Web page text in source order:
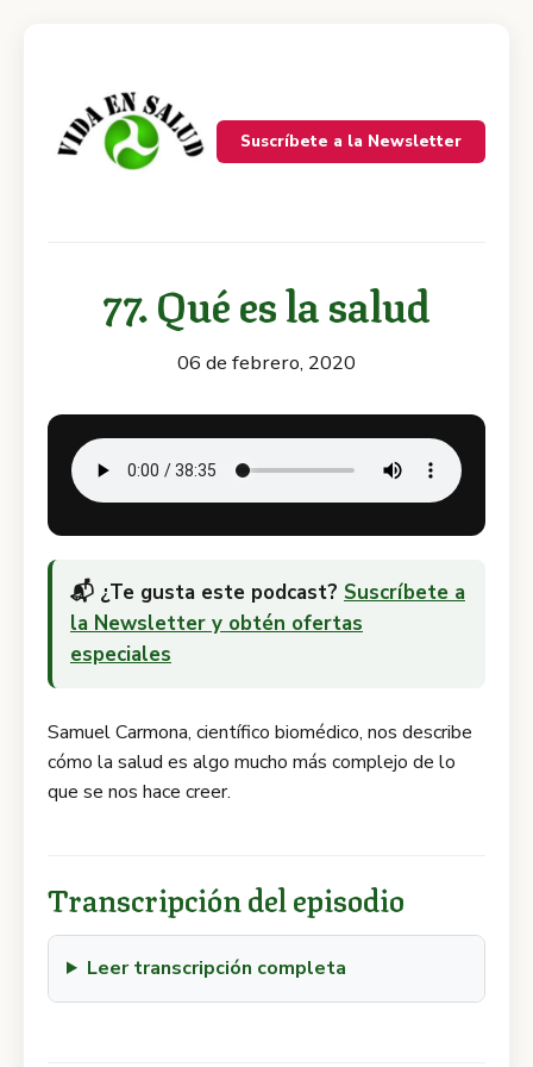
Suscríbete a la Newsletter
77. Qué es la salud
06 de febrero, 2020
📬 ¿Te gusta este podcast? Suscríbete a
la Newsletter y obtén ofertas
especiales
Samuel Carmona, científico biomédico, nos describe
cómo la salud es algo mucho más complejo de lo
que se nos hace creer.
Transcripción del episodio
Leer transcripción completa